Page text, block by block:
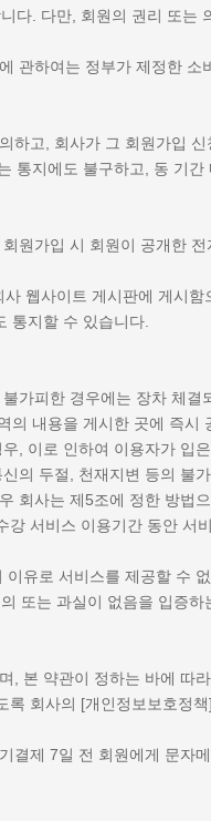
다. 다만, 회원의 권리 또
관하여는 정부가 제정한
하고, 회사가 그 회원가입
통지에도 불구하고, 동 기
원가입 시 회원이 공개한
웹사이트 게시판에 게시
통지할 수 있습니다.
가피한 경우에는 장차 체
의 내용을 게시한 곳에 즉시
, 이로 인하여 이용자가 입
의 두절, 천재지변 등의 불
회사는 제5조에 정한 방법
서비스 이용기간 동안
유로 서비스를 제공할 수
또는 과실이 없음을 입증하
, 본 약관이 정하는 바에 따
회사의 [개인정보보호정
결제 7일 전 회원에게 문자